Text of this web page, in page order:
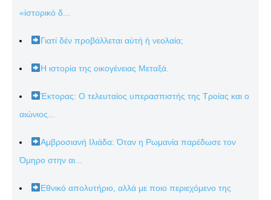
«ἱστορικό δ...
Γιατί δέν προβάλλεται αὐτή ἡ νεολαία;
Η ιστορία της οικογένειας Μεταξά.
Έκτορας: Ο τελευταίος υπερασπιστής της Τροίας και ο
αιώνιος...
Αμβροσιανή Ιλιάδα: Όταν η Ρωμανία παρέδωσε τον
Όμηρο στην αι...
Εθνικό απολυτήριο, αλλά με ποιο περιεχόμενο της